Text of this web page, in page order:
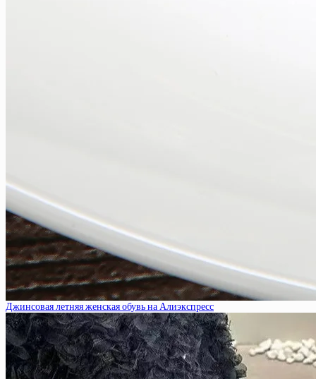
Джинсовая летняя женская обувь на Алиэкспресс